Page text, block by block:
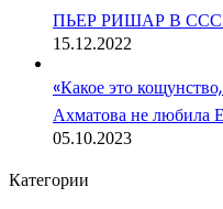
ПЬЕР РИШАР В
15.12.2022
«Какое это
Ахматова не любила
05.10.2023
Категории